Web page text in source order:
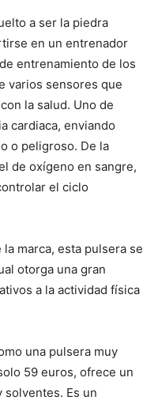
a ser la piedra
en un entrenador
entrenamiento de los
varios sensores que
la salud. Uno de
cardiaca, enviando
o peligroso. De la
de oxígeno en sangre,
el ciclo
marca, esta pulsera se
otorga una gran
a la actividad física
una pulsera muy
59 euros, ofrece un
solventes. Es un